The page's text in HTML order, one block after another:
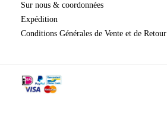
Sur nous & coordonnées
Expédition
​​​​​​​Conditions Générales de Vente et de Retour